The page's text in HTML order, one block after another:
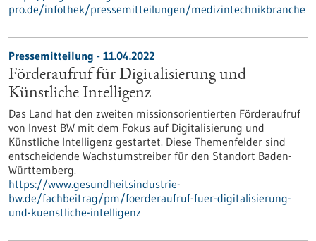
pro.de/infothek/pressemitteilungen/medizintechnikbranche
Pressemitteilung - 11.04.2022
Förderaufruf für Digitalisierung und
Künstliche Intelligenz
Das Land hat den zweiten missionsorientierten Förderaufruf
von Invest BW mit dem Fokus auf Digitalisierung und
Künstliche Intelligenz gestartet. Diese Themenfelder sind
entscheidende Wachstumstreiber für den Standort Baden-
Württemberg.
https://www.gesundheitsindustrie-
bw.de/fachbeitrag/pm/foerderaufruf-fuer-digitalisierung-
und-kuenstliche-intelligenz